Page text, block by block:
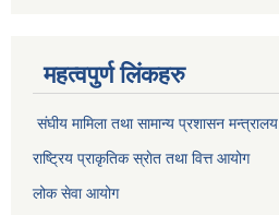
महत्वपुर्ण लिंकहरु
संघीय मामिला तथा सामान्य प्रशासन मन्त्रालय
राष्ट्रिय प्राकृतिक स्राेत तथा वित्त आयोग
लोक सेवा आयोग